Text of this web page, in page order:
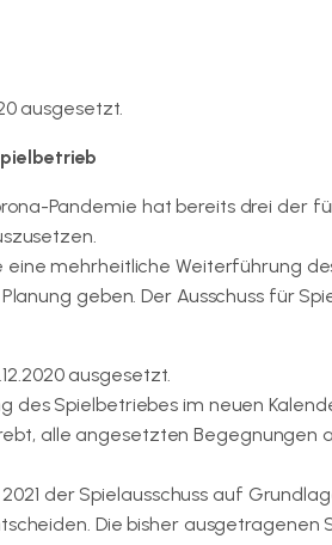
ausgesetzt.
Pandemie hat bereits drei der
eine mehrheitliche Weiterführung
geben. Der Ausschuss für
ausgesetzt.
des Spielbetriebes im neuen
alle angesetzten Begegnungen
der Spielausschuss auf
Die bisher ausgetragenen